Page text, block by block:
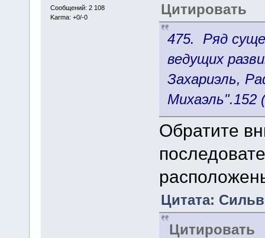
Сообщений: 2 108
Karma: +0/-0
Цитировать
475. Ряд
ведущих
Захариэль,
Михаэль".152
Обратите
Цитата:
Цитировать